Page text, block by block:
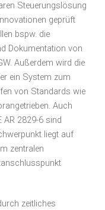
Steuerungslösung
geprüft
bspw. die
Dokumentation von
Außerdem wird die
ein System zum
von Standards wie
Auch
2829-6 sind
liegt auf
zentralen
zeitliches